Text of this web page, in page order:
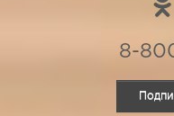
8-